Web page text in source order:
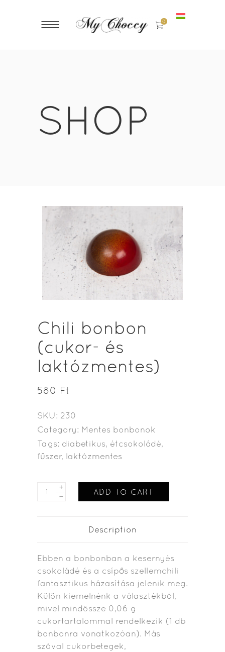
0
SHOP
Chili bonbon
(cukor- és
laktózmentes)
580 Ft
SKU: 230
Category: Mentes bonbonok
Tags: diabetikus, étcsokoládé,
fűszer, laktózmentes
ADD TO CART
Description
Ebben a bonbonban a kesernyés
csokoládé és a csípős szellemchili
fantasztikus házasítása jelenik meg.
Külön kiemelnénk a választékból,
mivel mindössze 0,06 g
cukortartalommal rendelkezik (1 db
bonbonra vonatkozóan). Más
szóval cukorbetegek,